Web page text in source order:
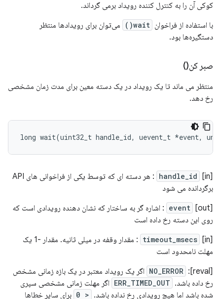
کوکی آن را به کنترل کننده رویداد برمی گرداند.
با استفاده از فراخوان wait()
می‌توان برای رویدادها منتظر
دستگیره‌ها بود.
صبر کن()
منتظر می ماند تا یک رویداد در یک دسته معین برای مدت زمان مشخصی
رخ دهد.
long wait(uint32_t handle_id, uevent_t *event,
[in]
handle_id
: هر دسته ای که توسط یکی از فراخوانی های API
برگردانده می شود
event [out] : اشاره گر به ساختار که نشان دهنده رویدادی است که
روی این دسته رخ داده است
[in]
timeout_msecs
: مقدار وقفه در میلی ثانیه. مقدار -1 یک
مهلت نامحدود است
[reval]:
NO_ERROR اگر یک رویداد معتبر در یک بازه زمانی مشخص
رخ داده باشد. ERR_TIMED_OUT اگر مهلت زمانی مشخصی سپری
شده باشد اما هیچ رویدادی رخ نداده باشد. < 0 برای سایر خطاها